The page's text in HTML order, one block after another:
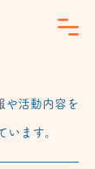
や活動内容を
います。